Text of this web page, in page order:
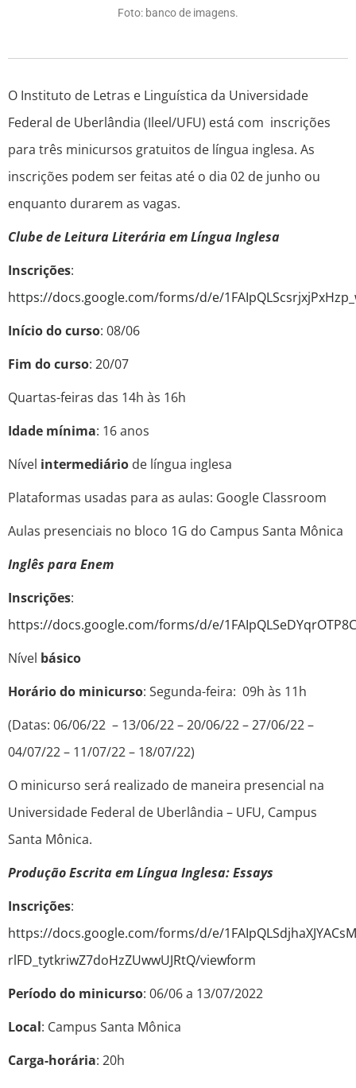
Foto: banco de imagens.
O Instituto de Letras e Linguística da Universidade
Federal de Uberlândia (Ileel/UFU) está com inscrições
para três minicursos gratuitos de língua inglesa. As
inscrições podem ser feitas até o dia 02 de junho ou
enquanto durarem as vagas.
Clube de Leitura Literária em Língua Inglesa
Inscrições:
https://docs.google.com/forms/d/e/
Início do curso: 08/06
Fim do curso: 20/07
Quartas-feiras das 14h às 16h
Idade mínima: 16 anos
Nível intermediário de língua inglesa
Plataformas usadas para as aulas: Google Classroom
Aulas presenciais no bloco 1G do Campus Santa Mônica
Inglês para Enem
Inscrições:
https://docs.google.com/forms/d/e/
Nível básico
Horário do minicurso: Segunda-feira: 09h às 11h
(Datas: 06/06/22 – 13/06/22 – 20/06/22 – 27/06/22 –
04/07/22 – 11/07/22 – 18/07/22)
O minicurso será realizado de maneira presencial na
Universidade Federal de Uberlândia – UFU, Campus
Santa Mônica.
Produção Escrita em Língua Inglesa: Essays
Inscrições:
https://docs.google.com/forms/d/e/
rlFD_tytkriwZ7doHzZUwwUJRtQ/viewform
Período do minicurso: 06/06 a 13/07/2022
Local: Campus Santa Mônica
Carga-horária: 20h